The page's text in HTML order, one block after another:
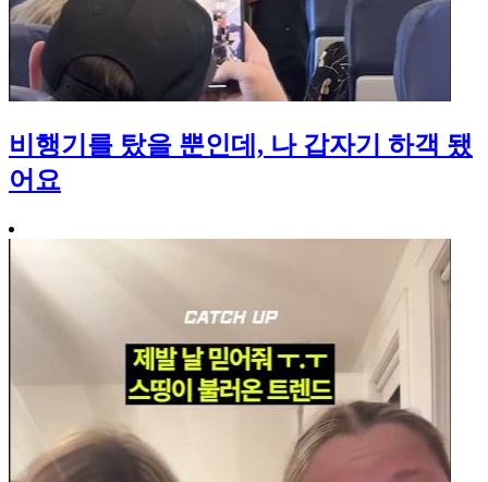
비행기를 탔을 뿐인데, 나 갑자기 하객 됐
어요